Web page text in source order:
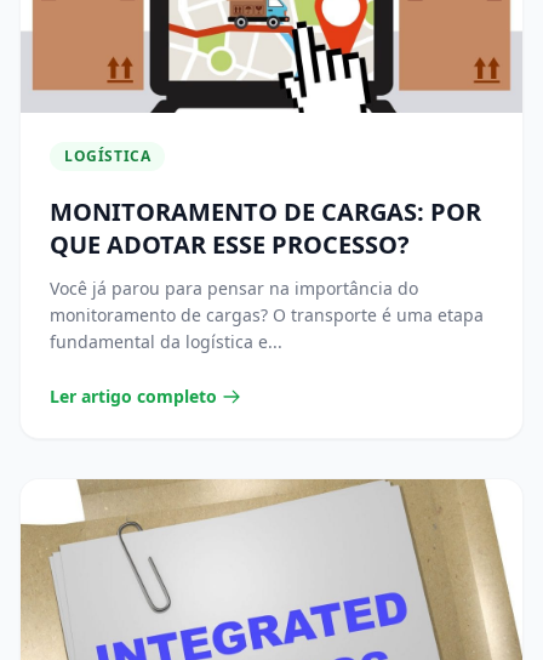
LOGÍSTICA
MONITORAMENTO DE CARGAS: POR
QUE ADOTAR ESSE PROCESSO?
Você já parou para pensar na importância do
monitoramento de cargas? O transporte é uma etapa
fundamental da logística e...
Ler artigo completo